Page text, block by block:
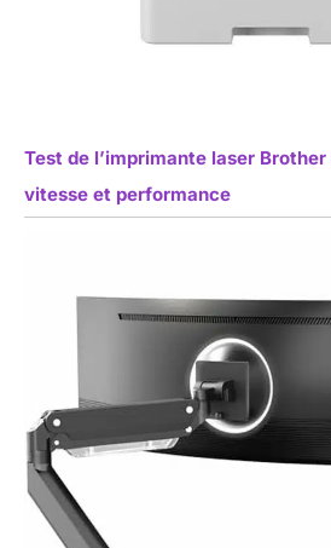
Test de l’imprimante laser Brother
vitesse et performance